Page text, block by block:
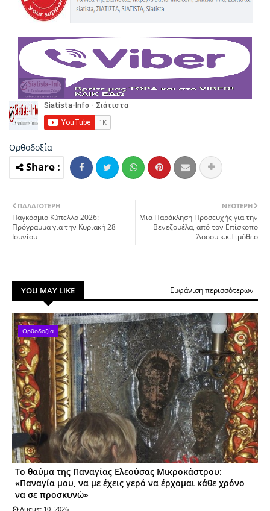
Ορθοδοξία
ΝΕΌΤΕΡΗ
Μια Παράκληση Προσευχής για την
Βενεζουέλα, από τον Επίσκοπο
Άσσου κ.κ.Τιμόθεο
ΠΑΛΑΙΌΤΕΡΗ
Παγκόσμιο Κύπελλο 2026:
Πρόγραμμα για την Κυριακή 28
Ιουνίου
YOU MAY LIKE Εμφάνιση περισσότερων
Ορθοδοξία
Το θαύμα της Παναγίας Ελεούσας Μικροκάστρου:
«Παναγία μου, να με έχεις γερό να έρχομαι κάθε χρόνο
να σε προσκυνώ»
August 10, 2026